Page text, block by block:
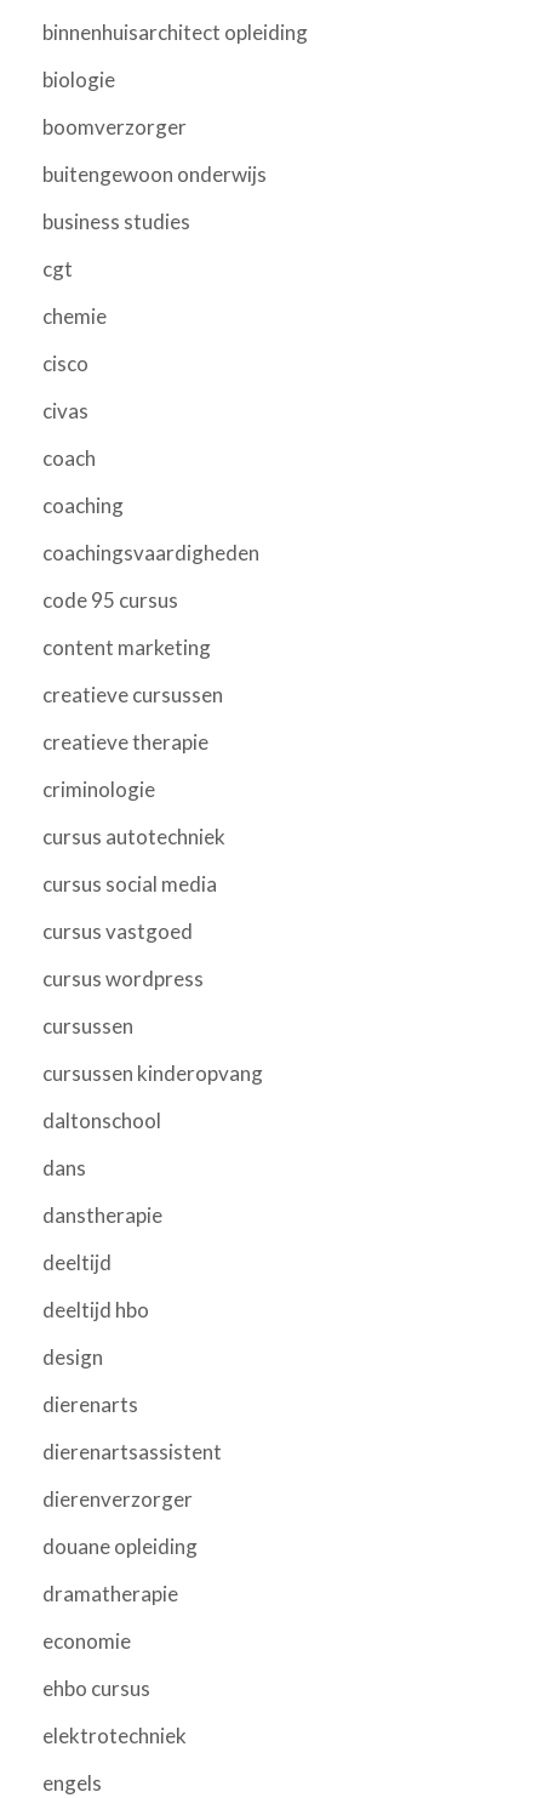
binnenhuisarchitect opleiding
biologie
boomverzorger
buitengewoon onderwijs
business studies
cgt
chemie
cisco
civas
coach
coaching
coachingsvaardigheden
code 95 cursus
content marketing
creatieve cursussen
creatieve therapie
criminologie
cursus autotechniek
cursus social media
cursus vastgoed
cursus wordpress
cursussen
cursussen kinderopvang
daltonschool
dans
danstherapie
deeltijd
deeltijd hbo
design
dierenarts
dierenartsassistent
dierenverzorger
douane opleiding
dramatherapie
economie
ehbo cursus
elektrotechniek
engels